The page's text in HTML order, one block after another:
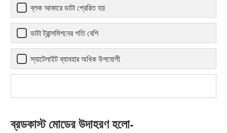
ব্লক আকারে ডাটা প্রেরিত হয়
ডাটা ট্রান্সমিশনের গতি বেশি
স্যাটেলাইট ব্যাবহার অধিক উপযোগী
ব্রডকাস্ট মোডের উদাহরণ হলো-